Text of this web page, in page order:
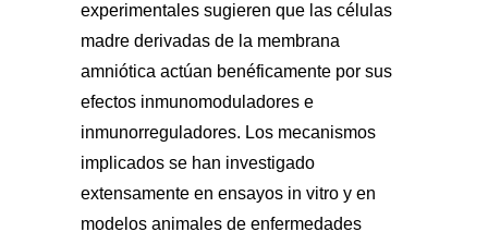
experimentales sugieren que las células
madre derivadas de la membrana
amniótica actúan benéficamente por sus
efectos inmunomoduladores e
inmunorreguladores. Los mecanismos
implicados se han investigado
extensamente en ensayos in vitro y en
modelos animales de enfermedades